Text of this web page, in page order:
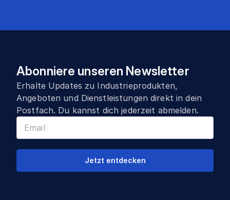
Abonniere unseren Newsletter
Erhalte Updates zu Industrieprodukten,
Angeboten und Dienstleistungen direkt in dein
Postfach. Du kannst dich jederzeit abmelden.
Jetzt entdecken